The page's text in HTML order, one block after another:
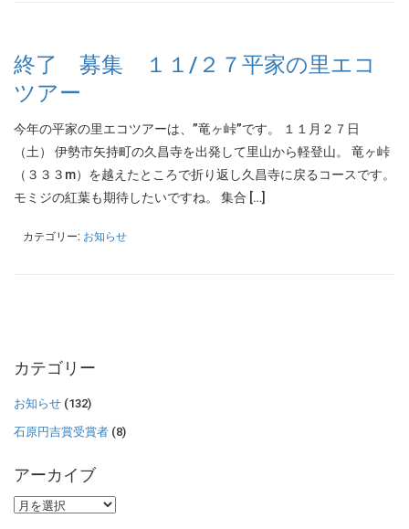
終了 募集 １１/２７平家の里エコ
ツアー
今年の平家の里エコツアーは、”竜ヶ峠”です。 １１月２７日
（土） 伊勢市矢持町の久昌寺を出発して里山から軽登山。 竜ヶ峠
（３３３m）を越えたところで折り返し久昌寺に戻るコースです。
モミジの紅葉も期待したいですね。 集合 […]
カテゴリー: お知らせ
カテゴリー
お知らせ (132)
石原円吉賞受賞者 (8)
アーカイブ
ア